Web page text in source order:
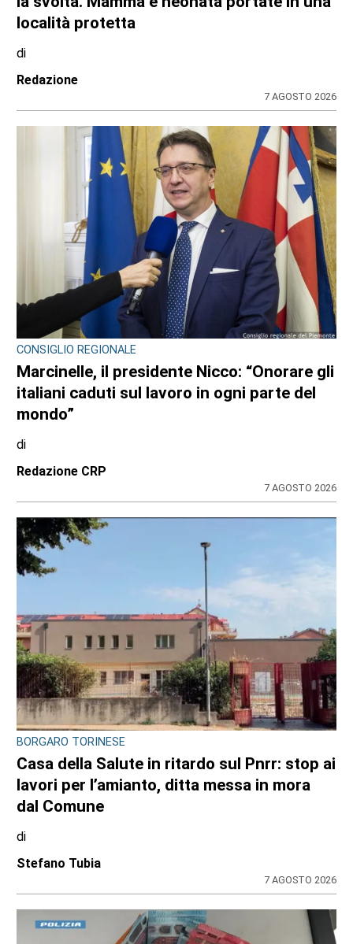
località protetta
di
Redazione
7 AGOSTO 2026
CONSIGLIO REGIONALE
Marcinelle, il presidente Nicco: “Onorare gli
italiani caduti sul lavoro in ogni parte del
mondo”
di
Redazione CRP
7 AGOSTO 2026
BORGARO TORINESE
Casa della Salute in ritardo sul Pnrr: stop ai
lavori per l’amianto, ditta messa in mora
dal Comune
di
Stefano Tubia
7 AGOSTO 2026